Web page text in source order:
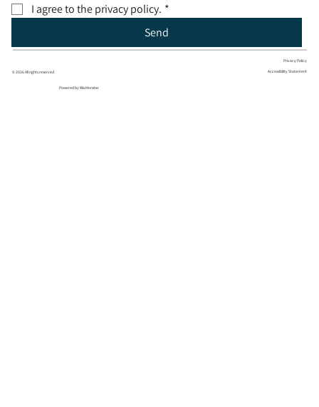
I agree to the privacy policy. *
Send
© 2026 All rights reserved
Privacy Policy
Accessibility Statement
Powered by Wix Monster